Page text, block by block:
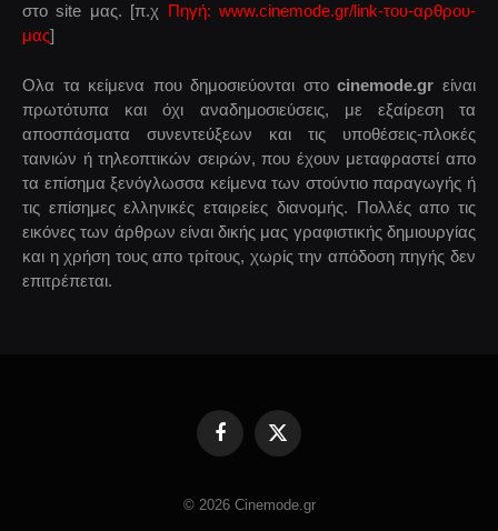
στο site μας. [π.χ Πηγή: www.cinemode.gr/link-του-αρθρου-
μας]
Ολα τα κείμενα που δημοσιεύονται στοcinemode.gr είναι
πρωτότυπα και όχι αναδημοσιεύσεις, με εξαίρεση τα
αποσπάσματα συνεντεύξεων και τις υποθέσεις-πλοκές
ταινιών ή τηλεοπτικών σειρών, που έχουν μεταφραστεί απο
τα επίσημα ξενόγλωσσα κείμενα των στούντιο παραγωγής ή
τις επίσημες ελληνικές εταιρείες διανομής. Πολλές απο τις
εικόνες των άρθρων είναι δικής μας γραφιστικής δημιουργίας
και η χρήση τους απο τρίτους, χωρίς την απόδοση πηγής δεν
επιτρέπεται.
FacebookX
© 2026 Cinemode.gr